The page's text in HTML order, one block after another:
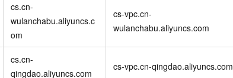
cs.cn-
wulanchabu.aliyuncs.c
om
cs-vpc.cn-
wulanchabu.aliyuncs.com
cs.cn-
qingdao.aliyuncs.com
cs-vpc.cn-qingdao.aliyuncs.com